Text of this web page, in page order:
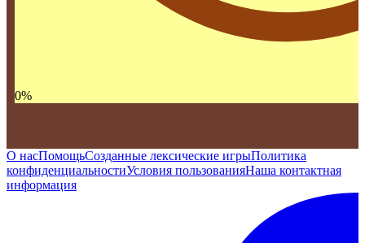
0%
О насПомощьСозданные лексические игрыПолитика
конфиденциальностиУсловия пользованияНаша контактная
информация